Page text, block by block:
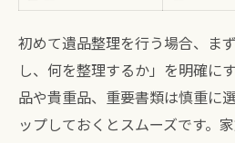
初めて遺品整理を行う場合、ま
し、何を整理するか」を明確に
品や貴重品、重要書類は慎重に
ップしておくとスムーズです。